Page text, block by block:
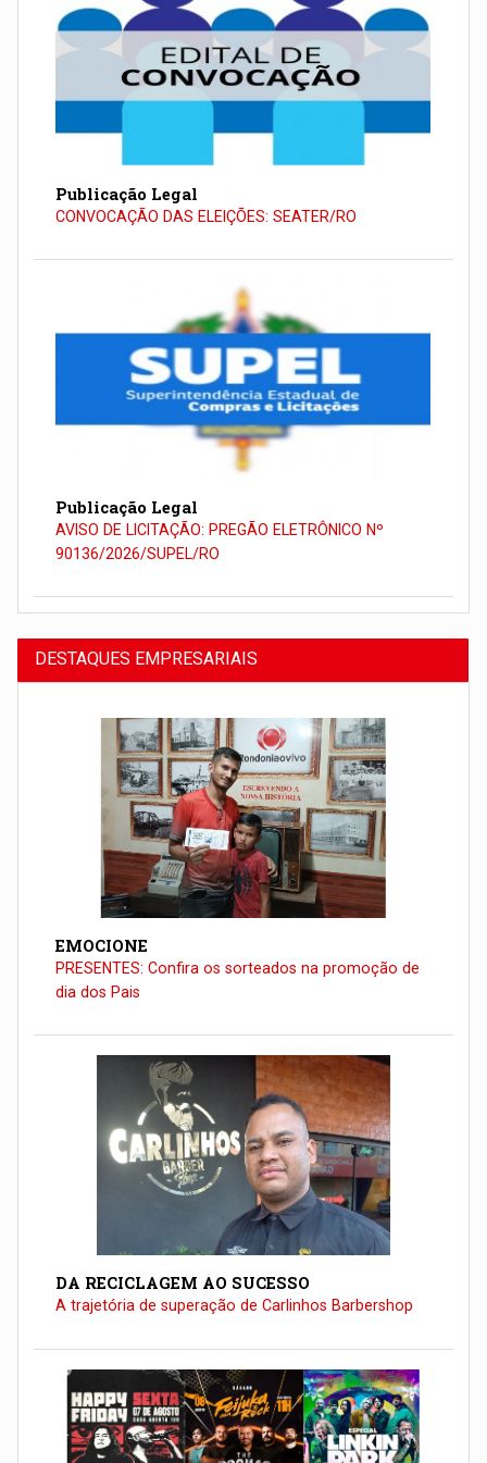
Publicação Legal
CONVOCAÇÃO DAS ELEIÇÕES: SEATER/RO
Publicação Legal
AVISO DE LICITAÇÃO: PREGÃO ELETRÔNICO Nº
90136/2026/SUPEL/RO
DESTAQUES EMPRESARIAIS
EMOCIONE
PRESENTES: Confira os sorteados na promoção de
dia dos Pais
DA RECICLAGEM AO SUCESSO
A trajetória de superação de Carlinhos Barbershop